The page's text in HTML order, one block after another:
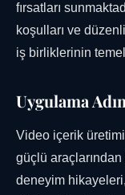
fırsatları
koşulları ve
iş birliklerinin temel
Uygulama
Video içerik
güçlü
deneyim hikayeleri,